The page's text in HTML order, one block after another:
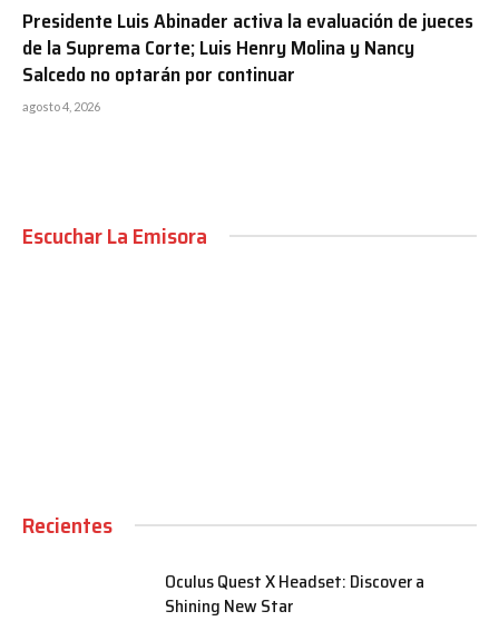
Presidente Luis Abinader activa la evaluación de jueces
de la Suprema Corte; Luis Henry Molina y Nancy
Salcedo no optarán por continuar
agosto 4, 2026
Escuchar La Emisora
Recientes
Oculus Quest X Headset: Discover a
Shining New Star